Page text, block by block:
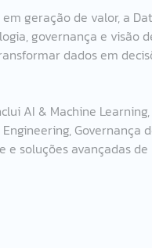
geração de valor, a
governança e visão
dados em
AI & Machine
Governança
e soluções avançadas de